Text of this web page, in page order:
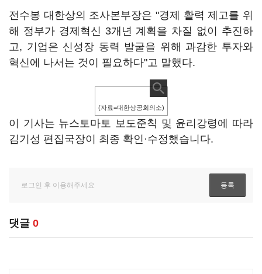
전수봉 대한상의 조사본부장은 "경제 활력 제고를 위
해 정부가 경제혁신 3개년 계획을 차질 없이 추진하
고, 기업은 신성장 동력 발굴을 위해 과감한 투자와
혁신에 나서는 것이 필요하다"고 말했다.
(자료=대한상공회의소)
이 기사는 뉴스토마토 보도준칙 및 윤리강령에 따라
김기성 편집국장이 최종 확인·수정했습니다.
댓글 0